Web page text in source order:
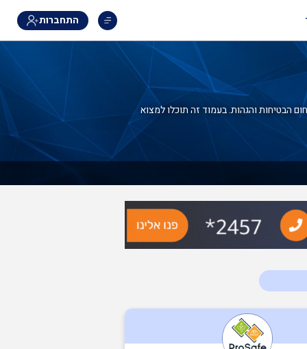
התחברות
הבטיחות והגהות. בעמוד זה תוכלו למצוא